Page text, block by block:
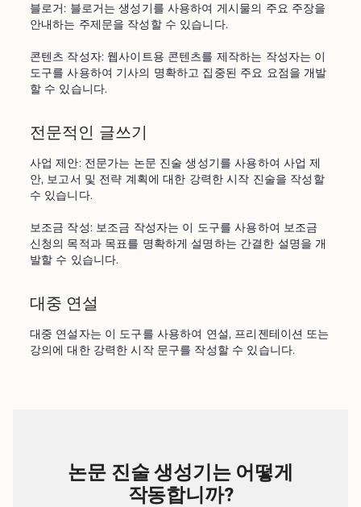
블로거: 블로거는 생성기를 사용하여 게시물의 주요 주장을
안내하는 주제문을 작성할 수 있습니다.
콘텐츠 작성자: 웹사이트용 콘텐츠를 제작하는 작성자는 이
도구를 사용하여 기사의 명확하고 집중된 주요 요점을 개발
할 수 있습니다.
전문적인 글쓰기
사업 제안: 전문가는 논문 진술 생성기를 사용하여 사업 제
안, 보고서 및 전략 계획에 대한 강력한 시작 진술을 작성할
수 있습니다.
보조금 작성: 보조금 작성자는 이 도구를 사용하여 보조금
신청의 목적과 목표를 명확하게 설명하는 간결한 설명을 개
발할 수 있습니다.
대중 연설
대중 연설자는 이 도구를 사용하여 연설, 프리젠테이션 또는
강의에 대한 강력한 시작 문구를 작성할 수 있습니다.
논문 진술 생성기는 어떻게
작동합니까?